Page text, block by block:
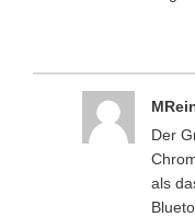
Der
als